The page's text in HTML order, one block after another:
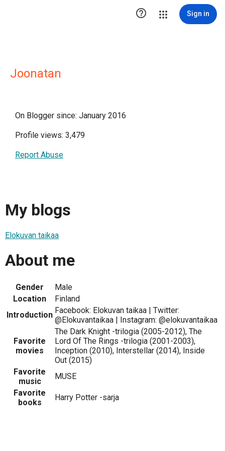
 Sign in
Joonatan
On Blogger since: January 2016
Profile views: 3,479
Report Abuse
My blogs
Elokuvan taikaa
About me
Gender
Male
Location
Finland
Introduction Facebook: Elokuvan taikaa | Twitter:
@Elokuvantaikaa | Instagram: @elokuvantaikaa
Favorite
movies
The Dark Knight -trilogia (2005-2012), The
Lord Of The Rings -trilogia (2001-2003),
Inception (2010), Interstellar (2014), Inside
Out (2015)
Favorite
music
MUSE
Favorite
books
Harry Potter -sarja